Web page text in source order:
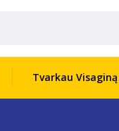
Tvarkau Visaginą